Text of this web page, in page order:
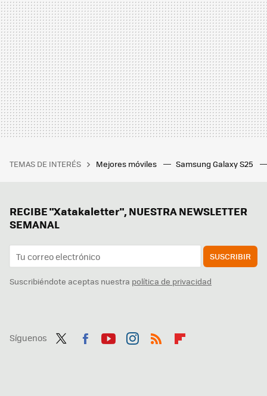
TEMAS DE INTERÉS Mejores móviles Samsung Galaxy S25
RECIBE "Xatakaletter", NUESTRA NEWSLETTER
SEMANAL
SUSCRIBIR
Suscribiéndote aceptas nuestra política de privacidad
Síguenos